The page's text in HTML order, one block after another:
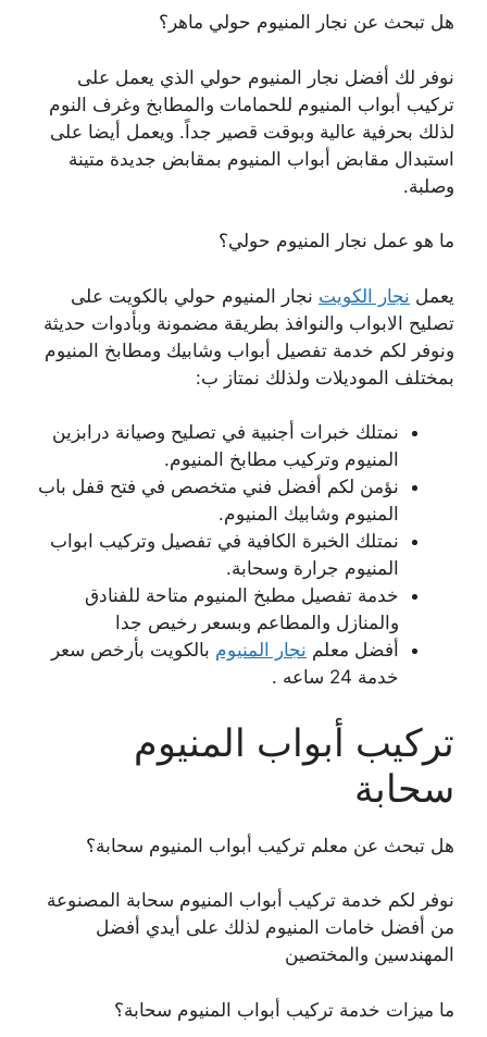
هل تبحث عن نجار المنيوم حولي ماهر؟
نوفر لك أفضل نجار المنيوم حولي الذي يعمل على
تركيب أبواب المنيوم للحمامات والمطابخ وغرف النوم
لذلك بحرفية عالية وبوقت قصير جداً. ويعمل أيضا على
استبدال مقابض أبواب المنيوم بمقابض جديدة متينة
وصلبة.
ما هو عمل نجار المنيوم حولي؟
يعمل نجار الكويت نجار المنيوم حولي بالكويت على
تصليح الابواب والنوافذ بطريقة مضمونة وبأدوات حديثة
ونوفر لكم خدمة تفصيل أبواب وشابيك ومطابخ المنيوم
بمختلف الموديلات ولذلك نمتاز ب:
نمتلك خبرات أجنبية في تصليح وصيانة درابزين
المنيوم وتركيب مطابخ المنيوم.
نؤمن لكم أفضل فني متخصص في فتح قفل باب
المنيوم وشابيك المنيوم.
نمتلك الخبرة الكافية في تفصيل وتركيب ابواب
المنيوم جرارة وسحابة.
خدمة تفصيل مطبخ المنيوم متاحة للفنادق
والمنازل والمطاعم وبسعر رخيص جدا
أفضل معلم نجار المنيوم بالكويت بأرخص سعر
خدمة 24 ساعه .
تركيب أبواب المنيوم
سحابة
هل تبحث عن معلم تركيب أبواب المنيوم سحابة؟
نوفر لكم خدمة تركيب أبواب المنيوم سحابة المصنوعة
من أفضل خامات المنيوم لذلك على أيدي أفضل
المهندسين والمختصين
ما ميزات خدمة تركيب أبواب المنيوم سحابة؟